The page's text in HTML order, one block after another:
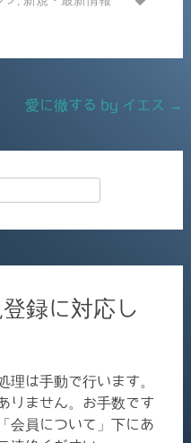
愛に徹する by イエス →
録に対応し
理は手動で行います。
りません。お手数です
会員について」下にあ